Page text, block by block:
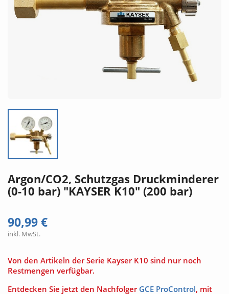
Argon/CO2, Schutzgas Druckminderer
(0-10 bar) "KAYSER K10" (200 bar)
90,99 €
inkl. MwSt.
Von den Artikeln der Serie Kayser K10 sind nur noch
Restmengen verfügbar.
Entdecken Sie jetzt den Nachfolger GCE ProControl, mit